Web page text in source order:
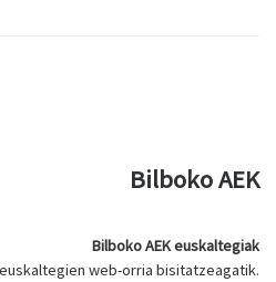
Bilboko AEK
Bilboko AEK euskaltegiak
web-orria bisitatzeagatik.